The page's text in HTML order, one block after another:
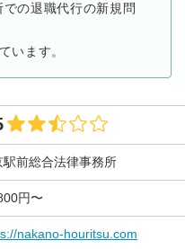
の退職代行の新規問
います。
駅前総合法律事務所
円〜
nakano-houritsu.com